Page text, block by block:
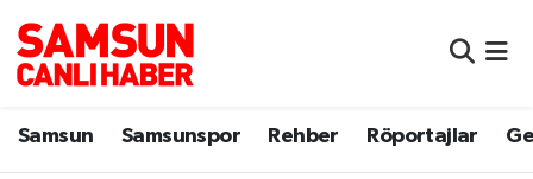
Samsun Samsunspor Rehber Röportajlar
Samsun
Samsun Nöbetçi Eczaneler
Samsun Hava Durumu